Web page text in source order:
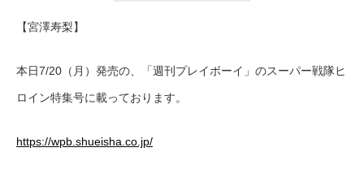
【宮澤寿梨】
本日7/20（月）発売の、「週刊プレイボーイ」のスーパー戦隊ヒ
ロイン特集号に載っております。
https://wpb.shueisha.co.jp/